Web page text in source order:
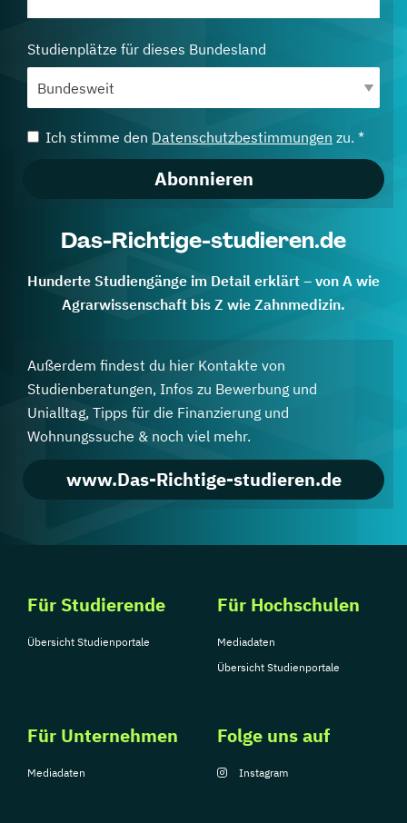
Studienplätze für dieses Bundesland
Ich stimme den Datenschutzbestimmungen zu. *
Abonnieren
Das-Richtige-studieren.de
Hunderte Studiengänge im Detail erklärt – von A wie
Agrarwissenschaft bis Z wie Zahnmedizin.
Außerdem findest du hier Kontakte von
Studienberatungen, Infos zu Bewerbung und
Unialltag, Tipps für die Finanzierung und
Wohnungssuche & noch viel mehr.
www.Das-Richtige-studieren.de
Für Studierende
Übersicht Studienportale
Für Hochschulen
Mediadaten
Übersicht Studienportale
Für Unternehmen
Mediadaten
Folge uns auf
Instagram